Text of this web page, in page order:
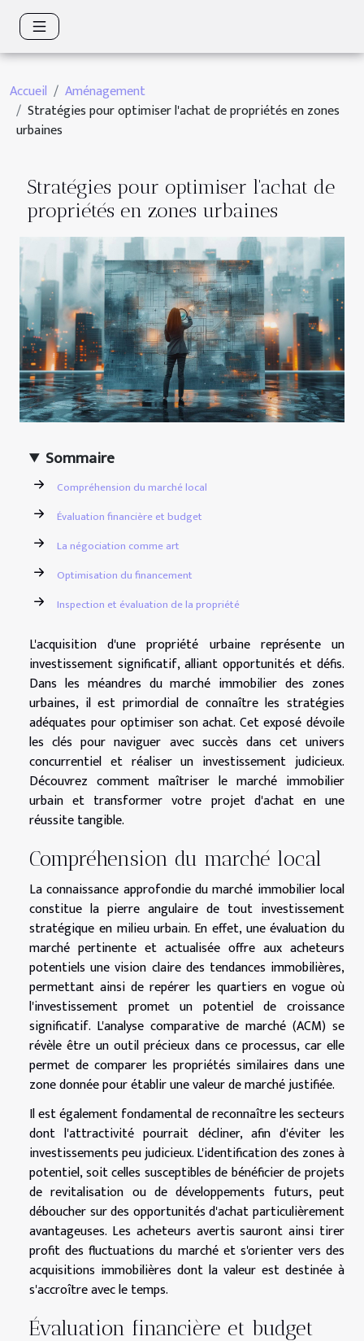
Accueil
Aménagement
Stratégies pour optimiser l'achat de propriétés en zones
urbaines
Stratégies pour optimiser l'achat de
propriétés en zones urbaines
Sommaire
Compréhension du marché local
Évaluation financière et budget
La négociation comme art
Optimisation du financement
Inspection et évaluation de la propriété
L'acquisition d'une propriété urbaine représente un
investissement significatif, alliant opportunités et défis.
Dans les méandres du marché immobilier des zones
urbaines, il est primordial de connaître les stratégies
adéquates pour optimiser son achat. Cet exposé dévoile
les clés pour naviguer avec succès dans cet univers
concurrentiel et réaliser un investissement judicieux.
Découvrez comment maîtriser le marché immobilier
urbain et transformer votre projet d'achat en une
réussite tangible.
Compréhension du marché local
La connaissance approfondie du marché immobilier local
constitue la pierre angulaire de tout investissement
stratégique en milieu urbain. En effet, une évaluation du
marché pertinente et actualisée offre aux acheteurs
potentiels une vision claire des tendances immobilières,
permettant ainsi de repérer les quartiers en vogue où
l'investissement promet un potentiel de croissance
significatif. L'analyse comparative de marché (ACM) se
révèle être un outil précieux dans ce processus, car elle
permet de comparer les propriétés similaires dans une
zone donnée pour établir une valeur de marché justifiée.
Il est également fondamental de reconnaître les secteurs
dont l'attractivité pourrait décliner, afin d'éviter les
investissements peu judicieux. L'identification des zones à
potentiel, soit celles susceptibles de bénéficier de projets
de revitalisation ou de développements futurs, peut
déboucher sur des opportunités d'achat particulièrement
avantageuses. Les acheteurs avertis sauront ainsi tirer
profit des fluctuations du marché et s'orienter vers des
acquisitions immobilières dont la valeur est destinée à
s'accroître avec le temps.
Évaluation financière et budget